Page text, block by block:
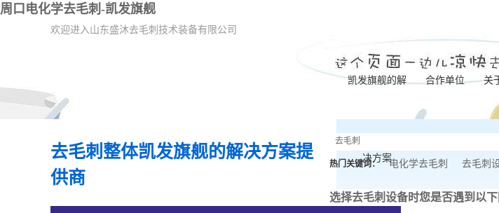
周口电化学去毛刺-凯发旗舰
欢迎进入山东盛沐去毛刺技术装备有限公司
凯发旗舰的解
决方案
合作单位 关
凯
去毛刺整体凯发旗舰的解决方案提
供商
热门关键词： 电化学去毛刺 去毛刺
选择去毛刺设备时您是否遇到以下